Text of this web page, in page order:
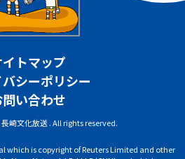
イトマップ
シーポリシー
問い合わせ
崎文化放送 . All rights reserved.
which is copyright of Reuters Limited and other